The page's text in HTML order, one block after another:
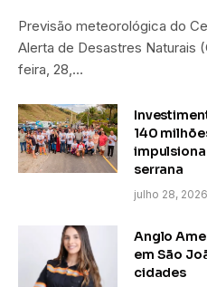
Previsão meteorológica do
Alerta de Desastres Naturais
feira, 28,…
140
serrana
julho 28, 2026
Anglo
em São
cidades